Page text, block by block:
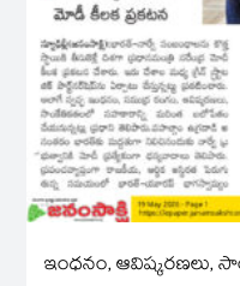
ఇంధనం, ఆవిష్కరణలు,